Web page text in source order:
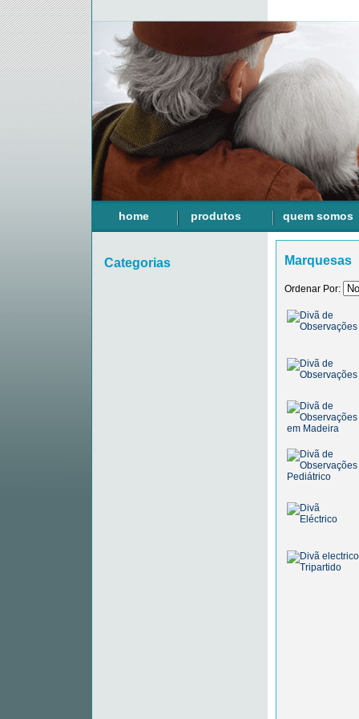
home produtos quem somos
Categorias Marquesas
Ordenar Por: